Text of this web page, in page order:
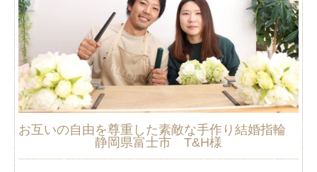
お互いの自由を尊重した素敵な手作り結婚指輪
静岡県富士市 T&H様